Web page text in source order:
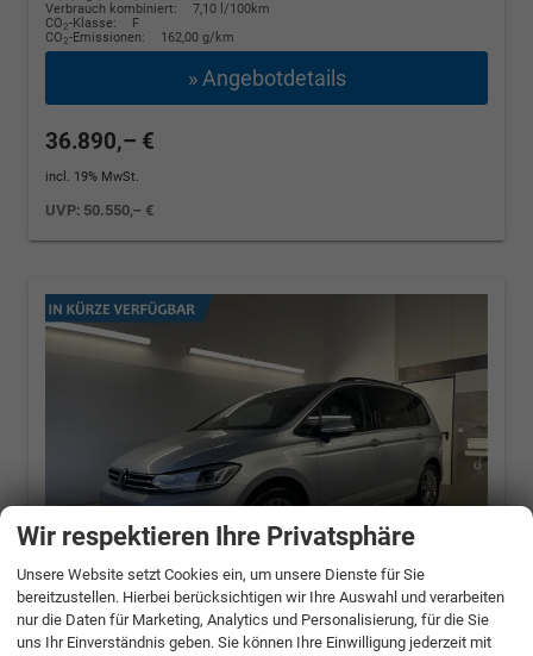
Verbrauch kombiniert:
7,10 l/100km
CO2-Klasse:
F
CO2-Emissionen: 162,00 g/km
» Angebotdetails
36.890,– €
incl. 19% MwSt.
UVP: 50.550,– €
Wir respektieren Ihre Privatsphäre
Unsere Website setzt Cookies ein, um unsere Dienste für Sie
bereitzustellen. Hierbei berücksichtigen wir Ihre Auswahl und verarbeiten
nur die Daten für Marketing, Analytics und Personalisierung, für die Sie
uns Ihr Einverständnis geben. Sie können Ihre Einwilligung jederzeit mit